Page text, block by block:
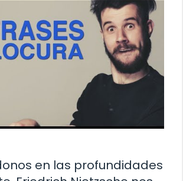
en las profundidades